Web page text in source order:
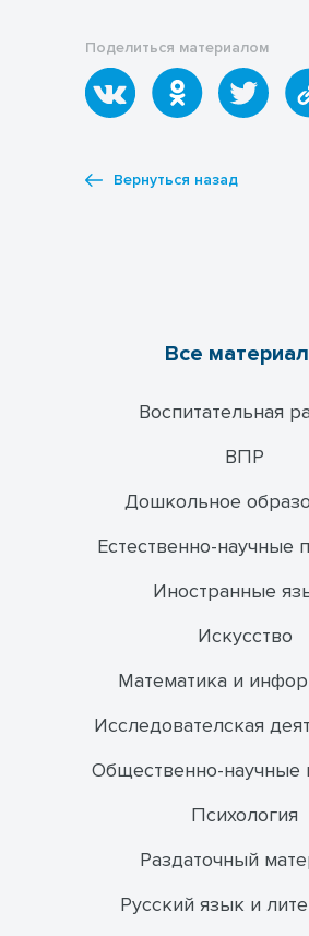
Поделиться материалом
Вернуться назад
Все
Воспитательная
ВПР
Дошкольное
Естественно-научные
Иностранные
Искусство
Математика и
Исследователская
Общественно-научные
Психология
Раздаточный
Русский язык и